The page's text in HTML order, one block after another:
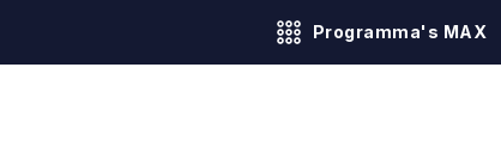
Programma's MAX